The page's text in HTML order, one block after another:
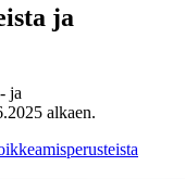
ja
ja
alkaen.